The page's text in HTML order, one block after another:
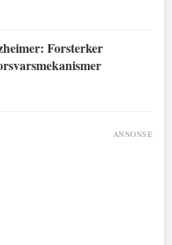
Forsterker
ANNONSE